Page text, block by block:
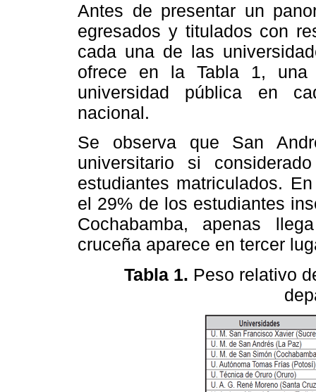
Antes de presentar un
egresados y titulados con
cada una de las
ofrece en la Tabla 1,
universidad pública en
nacional.
Se observa que San
universitario si
estudiantes matriculados.
el 29% de los estudiantes
Cochabamba, apenas
cruceña aparece en tercer
Tabla 1. Peso relativo